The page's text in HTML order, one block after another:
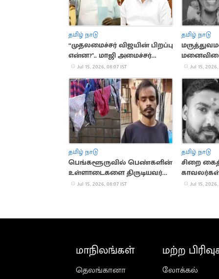
தமிழ் நாடு
“முதலமைச்சர் விஜயின் பிறப்பு
என்ன?".. மாஜி அமைச்சர்
உதயகுமார் சர்ச்சை பேச்சு
Jul 15, 2026, 08:07 IST
தமிழ் நாடு
Jul 15,
தமிழ் நாடு
பெங்களூருவில் பெண்களின்
உள்ளாடைகளை திருடியவர்
கைது
Jul 15, 2026, 08:07 IST
தமிழ் நாடு
சிறை
காவலர்கள்
வழக்கு
Jul 15,
மாநிலங்கள்
தெலங்கானா
மற்ற
லோக்கல்